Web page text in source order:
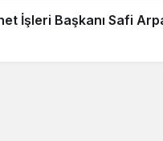
İşleri Başkanı Safi